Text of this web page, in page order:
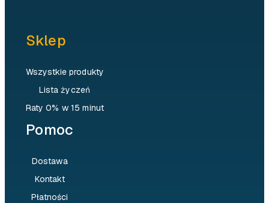
Sklep
Wszystkie produkty
Lista życzeń
Raty 0% w 15 minut
Pomoc
Dostawa
Kontakt
Płatności